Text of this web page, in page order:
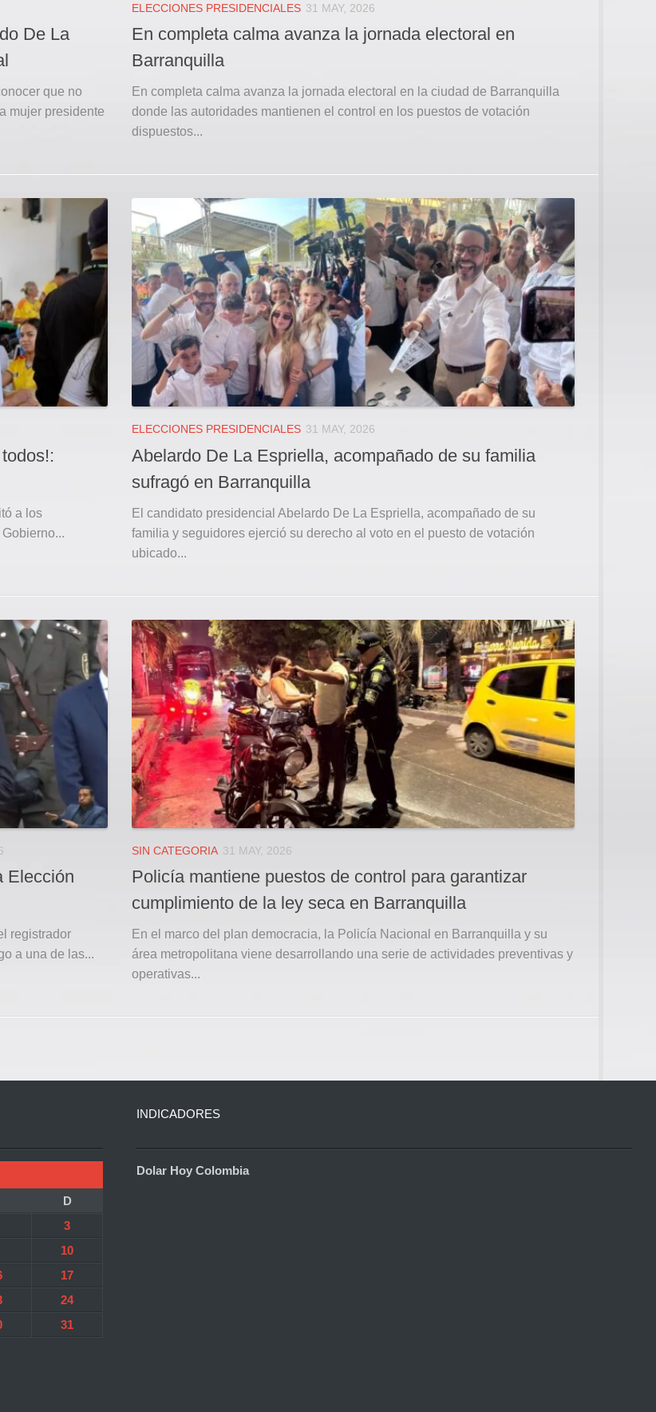
De La
que no
mujer presidente
ELECCIONES PRESIDENCIALES 31 MAY, 2026
En completa calma avanza la jornada electoral en
Barranquilla
En completa calma avanza la jornada electoral en la ciudad de Barranquilla
donde las autoridades mantienen el control en los puestos de votación
dispuestos...
a los
ELECCIONES PRESIDENCIALES 31 MAY, 2026
Abelardo De La Espriella, acompañado de su familia
sufragó en Barranquilla
El candidato presidencial Abelardo De La Espriella, acompañado de su
familia y seguidores ejerció su derecho al voto en el puesto de votación
ubicado...
Elección
registrador
a una de las...
SIN CATEGORIA 31 MAY, 2026
Policía mantiene puestos de control para garantizar
cumplimiento de la ley seca en Barranquilla
En el marco del plan democracia, la Policía Nacional en Barranquilla y su
área metropolitana viene desarrollando una serie de actividades preventivas y
operativas...
D
3
10
17
24
31
INDICADORES
Dolar Hoy Colombia